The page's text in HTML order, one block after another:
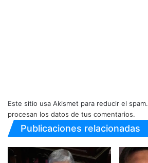
Este sitio usa Akismet para reducir el spam.
procesan los datos de tus comentarios.
Publicaciones relacionadas